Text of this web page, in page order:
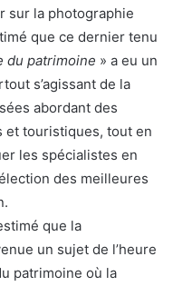
sur la photographie
que ce dernier tenu
du patrimoine » a eu un
s’agissant de la
abordant des
touristiques, tout en
les spécialistes en
des meilleures
que la
un sujet de l’heure
patrimoine où la